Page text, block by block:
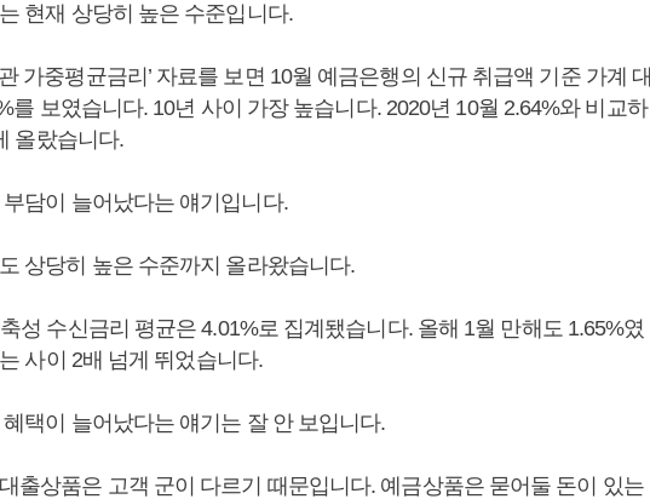
현재 상당히 높은 수준입니다.
가중평균금리’ 자료를 보면 10월 예금은행의 신규 취급액 기준 가계 대
를 보였습니다. 10년 사이 가장 높습니다. 2020년 10월 2.64%와 비교하
올랐습니다.
담이 늘어났다는 얘기입니다.
상당히 높은 수준까지 올라왔습니다.
성 수신금리 평균은 4.01%로 집계됐습니다. 올해 1월 만해도 1.65%였
사이 2배 넘게 뛰었습니다.
택이 늘어났다는 얘기는 잘 안 보입니다.
출상품은 고객 군이 다르기 때문입니다. 예금상품은 묻어둘 돈이 있는